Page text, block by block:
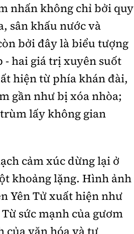
nhấn không chỉ bởi quy
sân khấu nước và
bởi đây là biểu tượng
- hai giá trị xuyên suốt
hiện từ phía khán đài,
gần như bị xóa nhòa;
lấy không gian
cảm xúc dừng lại ở
khoảng lặng. Hình ảnh
Yên Tử xuất hiện như
sức mạnh của gươm